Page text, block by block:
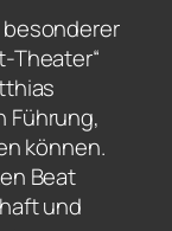
Theater“
Führung,
können.
Beat
und